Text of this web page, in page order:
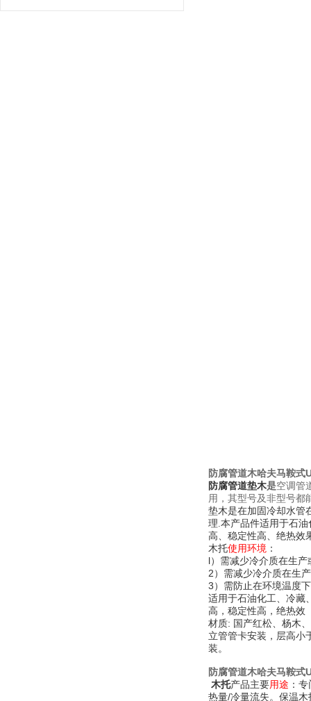
防腐管道木哈夫马鞍式
防腐管道垫木是空调管
用，其型号及非型号都
垫木是在加固冷却水管
理.本产品件适用于石
高、稳定性高、绝热效
木托使用环境 ：
l）需减少冷介质在生
2）需减少冷介质在生
3）需防止在环境温度
适用于石油化工、冷藏
高，稳定性高，绝热效
材质: 国产红松、杨木
立管管卡安装，层高小
装。
防腐管道木哈夫马鞍式
木托产品主要用途 ：
热量/冷量流失。保温